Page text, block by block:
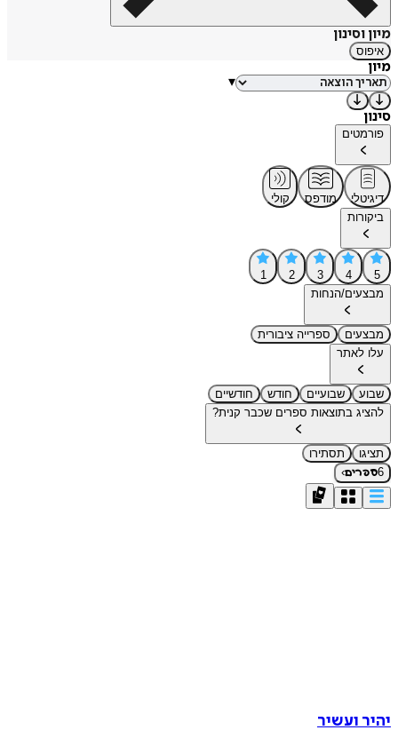
מיון וסינון
איפוס
מיון
▾
סינון
פורמטים
דיגיטלי מודפס
קולי
ביקורות
5
4
3
2
1
מבצעים/הנחות
מבצעים
ספרייה ציבורית
עלו לאתר
שבוע שבועיים חודש
חודשיים
להציג בתוצאות ספרים שכבר קנית?
תציגו
תסתירו
6ספרים›
יהיר ועשיר